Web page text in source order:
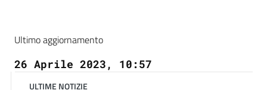
Ultimo aggiornamento
26 Aprile 2023, 10:57
ULTIME NOTIZIE